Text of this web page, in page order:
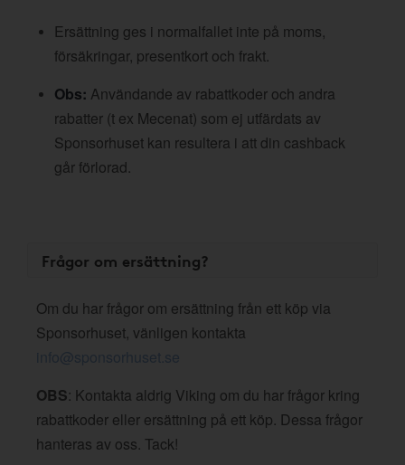
Ersättning ges i normalfallet inte på moms,
försäkringar, presentkort och frakt.
Obs: Användande av rabattkoder och andra
rabatter (t ex Mecenat) som ej utfärdats av
Sponsorhuset kan resultera i att din cashback
går förlorad.
Frågor om ersättning?
Om du har frågor om ersättning från ett köp via
Sponsorhuset, vänligen kontakta
info@sponsorhuset.se
OBS: Kontakta aldrig Viking om du har frågor kring
rabattkoder eller ersättning på ett köp. Dessa frågor
hanteras av oss. Tack!